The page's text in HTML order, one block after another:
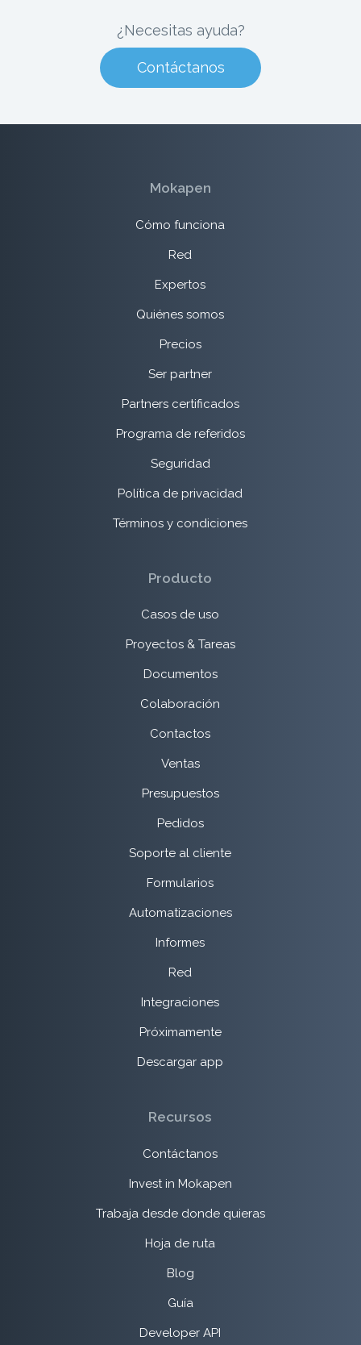
¿Necesitas ayuda?
Contáctanos
Mokapen
Cómo funciona
Red
Expertos
Quiénes somos
Precios
Ser partner
Partners certificados
Programa de referidos
Seguridad
Política de privacidad
Términos y condiciones
Producto
Casos de uso
Proyectos & Tareas
Documentos
Colaboración
Contactos
Ventas
Presupuestos
Pedidos
Soporte al cliente
Formularios
Automatizaciones
Informes
Red
Integraciones
Próximamente
Descargar app
Recursos
Contáctanos
Invest in Mokapen
Trabaja desde donde quieras
Hoja de ruta
Blog
Guía
Developer API